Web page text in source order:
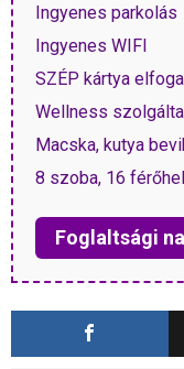
Ingyenes parkolás
Ingyenes WIFI
SZÉP kártya
Wellness
Macska, kutya
8 szoba, 16
Foglaltsági